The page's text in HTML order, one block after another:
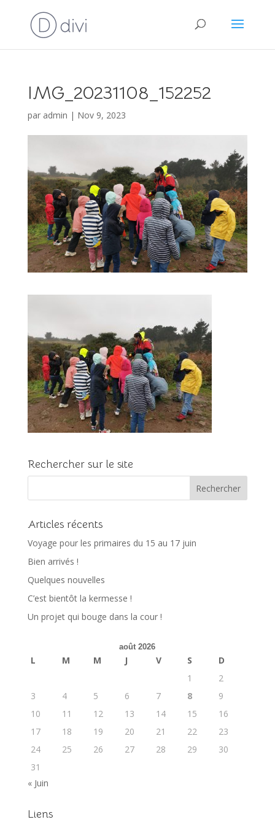
IMG_20231108_152252
par admin | Nov 9, 2023
Rechercher sur le site
Articles récents
Voyage pour les primaires du 15 au 17 juin
Bien arrivés !
Quelques nouvelles
C’est bientôt la kermesse !
Un projet qui bouge dans la cour !
août 2026
L M M J V S
D
1
2
3
4 5 6 7 8
9
10
11 12 13 14 15
16
17
18 19 20 21 22
23
24
25 26 27 28 29
30
31
« Juin
Liens